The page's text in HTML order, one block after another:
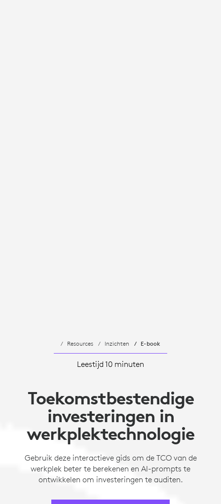
Resources Inzichten E-book
Leestijd 10 minuten
Toekomstbestendige
investeringen in
werkplektechnologie
Gebruik deze interactieve gids om de TCO van de
werkplek beter te berekenen en AI-prompts te
ontwikkelen om investeringen te auditen.